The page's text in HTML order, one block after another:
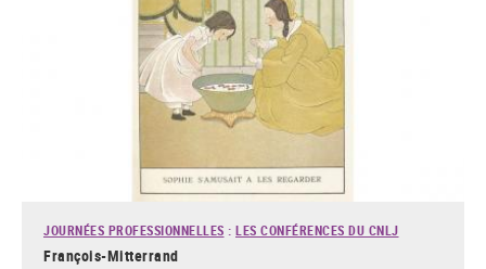
JOURNÉES PROFESSIONNELLES : LES CONFÉRENCES DU CNLJ
François-Mitterrand